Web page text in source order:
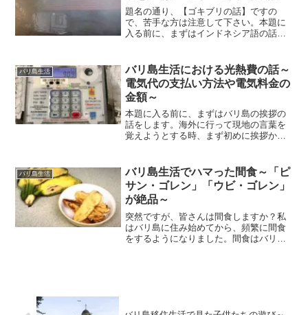
題名の通り、【ゴキブリの話】ですの
で、苦手な方は注意して下さい。本題に
入る前に、まずはインドネシア語の話を
す。例えば、「トゥリマカシー（＝あり
がとうございます）」という感...
バリ島生活
バリ島生活における光熱費の話～
電気代の支払い方法や電気料金の
金額～
本題に入る前に、まずはバリ島の挨拶の
話をします。海外に行って現地の言葉を
覚えようとする時、まず初めに挨拶から
して、一番手っ取り早いからですね。イ
ンドネシア語では「こんに...
バリ島生活
バリ島生活でハマった間食～「ピ
サン・ゴレン」「ウビ・ゴレン」
が絶品～
突然ですが、皆さんは間食しますか？私
はバリ島に住み始めてから、頻繁に間食
をするようになりました。間食はバリの